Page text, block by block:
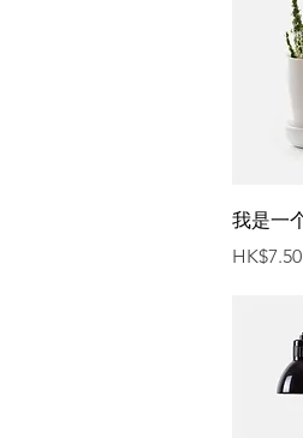
我是一
價格
HK$7.50